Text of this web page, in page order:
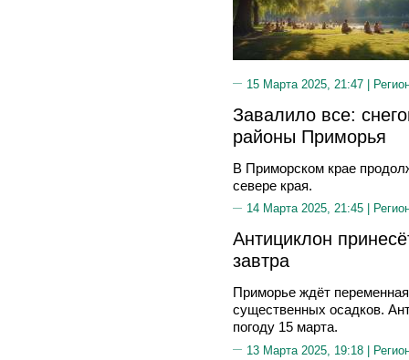
15 Марта 2025, 21:47 |
Завалило все:
районы Приморья
В Приморском крае
севере края.
14 Марта 2025, 21:45 |
Антициклон
завтра
Приморье ждёт
существенных осадков.
погоду 15 марта.
13 Марта 2025, 19:18 |